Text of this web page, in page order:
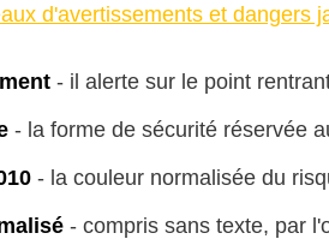
d'avertissements et dangers
- il alerte sur le point
- la forme de sécurité réservée
- la couleur normalisée du
- compris sans texte, par